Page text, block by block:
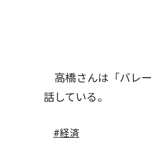
高橋さんは「バレ
話している。
#経済